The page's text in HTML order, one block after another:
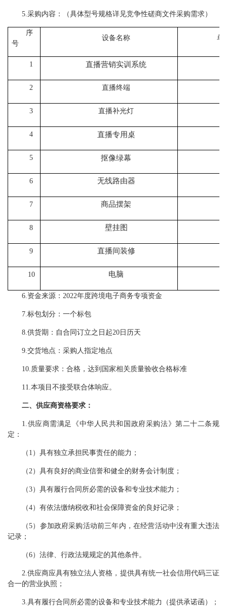
5.采购内容：（具体型号规格详见竞争性磋商文件采购需求）
序
号
设备名称 单
1 直播营销实训系统
2 直播终端
3 直播补光灯
4 直播专用桌
5 抠像绿幕
6 无线路由器
7 商品摆架
8 壁挂图
9 直播间装修
10 电脑
6.资金来源：2022年度跨境电子商务专项资金
7.标包划分：一个标包
8.供货期： 自合同订立之日起20 日历天
9.交货地点：采购人指定地点
10.质量要求：合格 ， 达到国家相关质量验收合格标准
11.本项目不接受联合体响应。
二、供应商资格要求：
1.供应商需满足《中华人民共和国政府采购法》第二十二条规
定：
（ 1）具有独立承担民事责任的能力；
（2）具有良好的商业信誉和健全的财务会计制度；
（3）具有履行合同所必需的设备和专业技术能力；
（4）有依法缴纳税收和社会保障资金的良好记录；
（5）参加政府采购活动前三年内，在经营活动中没有重大违法
记录；
（6）法律、行政法规规定的其他条件。
2.供应商应具有独立法人资格，提供具有统一社会信用代码三证
合一的营业执照；
3.具有履行合同所必需的设备和专业技术能力（提供承诺函）；